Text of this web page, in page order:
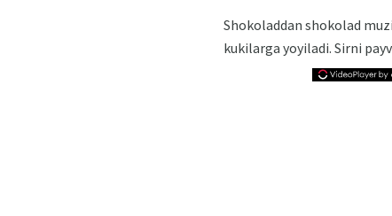
Shokoladdan shokolad
kukilarga yoyiladi. Sirni